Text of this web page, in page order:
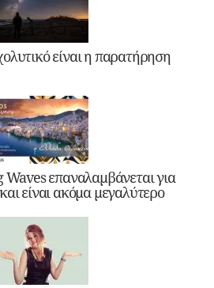
είναι η παρατήρηση
επαναλαμβάνεται για
είναι ακόμα μεγαλύτερο